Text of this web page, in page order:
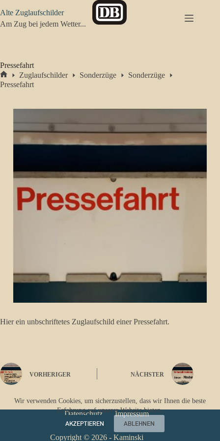
Inhalt
springen
Wir verwenden Cookies, um sicherzustellen, dass wir Ihnen die beste
Erfahrung auf unserer Website bieten.
AKZEPTIEREN
ABLEHNEN
Alte Zuglaufschilder
Am Zug bei jedem Wetter...
Pressefahrt
Start
Zuglaufschilder Sonderzüge
Sonderzüge
Pressefahrt
Hier ein unbschriftetes Zuglaufschild einer Pressefahrt.
VORHERIGER NÄCHSTER
Datenschutz Impressum
Copyright © 2026 - Kaminski